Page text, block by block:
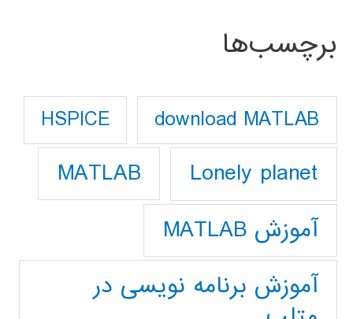
برچسب‌ها
download MATLAB
HSPICE
Lonely planet
MATLAB
آموزش MATLAB
آموزش برنامه نویسی در